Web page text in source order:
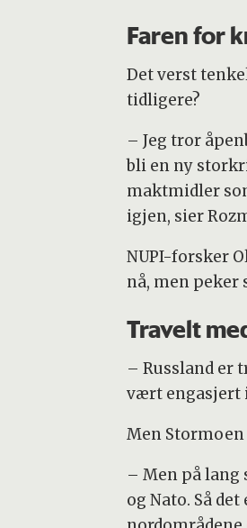
Faren for
Det verst
tidligere?
– Jeg tror
bli en ny
maktmidler
igjen, sier
NUPI-forsker
nå, men
Travelt
– Russland er
vært engasjert
Men
– Men på lang
og Nato. Så